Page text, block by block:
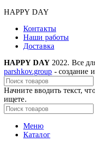
HAPPY DAY
Контакты
Наши работы
Доставка
HAPPY DAY 2022. Все
parshkov.group - создание
Начните вводить текст,
ищете.
Меню
Каталог